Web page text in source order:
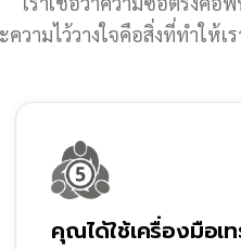
ความไว้วางใจคือสิ่งที่ทำให้เ
คุณได้ใช้เครื่องมือเ